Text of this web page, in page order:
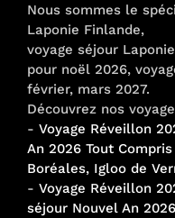
Nous sommes le
Laponie Finlande,
voyage séjour
pour noël 2026,
février, mars 2027.
Découvrez nos
- Voyage Réveillon
An 2026 Tout
Boréales, Igloo de
- Voyage Réveillon
séjour Nouvel An